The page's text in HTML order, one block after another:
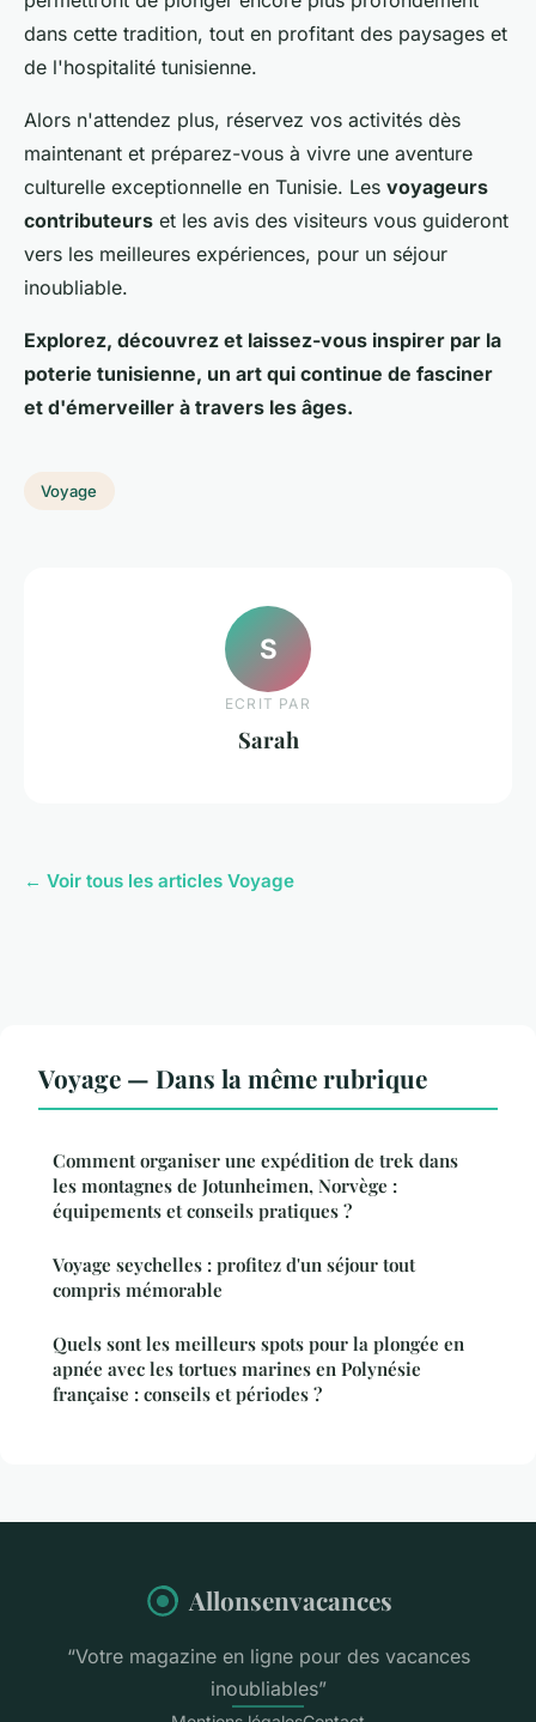
dans cette tradition, tout en profitant des paysages et
de l'hospitalité tunisienne.
Alors n'attendez plus, réservez vos activités dès
maintenant et préparez-vous à vivre une aventure
culturelle exceptionnelle en Tunisie. Les voyageurs
contributeurs et les avis des visiteurs vous guideront
vers les meilleures expériences, pour un séjour
inoubliable.
Explorez, découvrez et laissez-vous inspirer par la
poterie tunisienne, un art qui continue de fasciner
et d'émerveiller à travers les âges.
Voyage
S
ECRIT PAR
Sarah
← Voir tous les articles Voyage
Voyage — Dans la même rubrique
Comment organiser une expédition de trek dans
les montagnes de Jotunheimen, Norvège :
équipements et conseils pratiques ?
Voyage seychelles : profitez d'un séjour tout
compris mémorable
Quels sont les meilleurs spots pour la plongée en
apnée avec les tortues marines en Polynésie
française : conseils et périodes ?
Allonsenvacances
“Votre magazine en ligne pour des vacances
inoubliables”